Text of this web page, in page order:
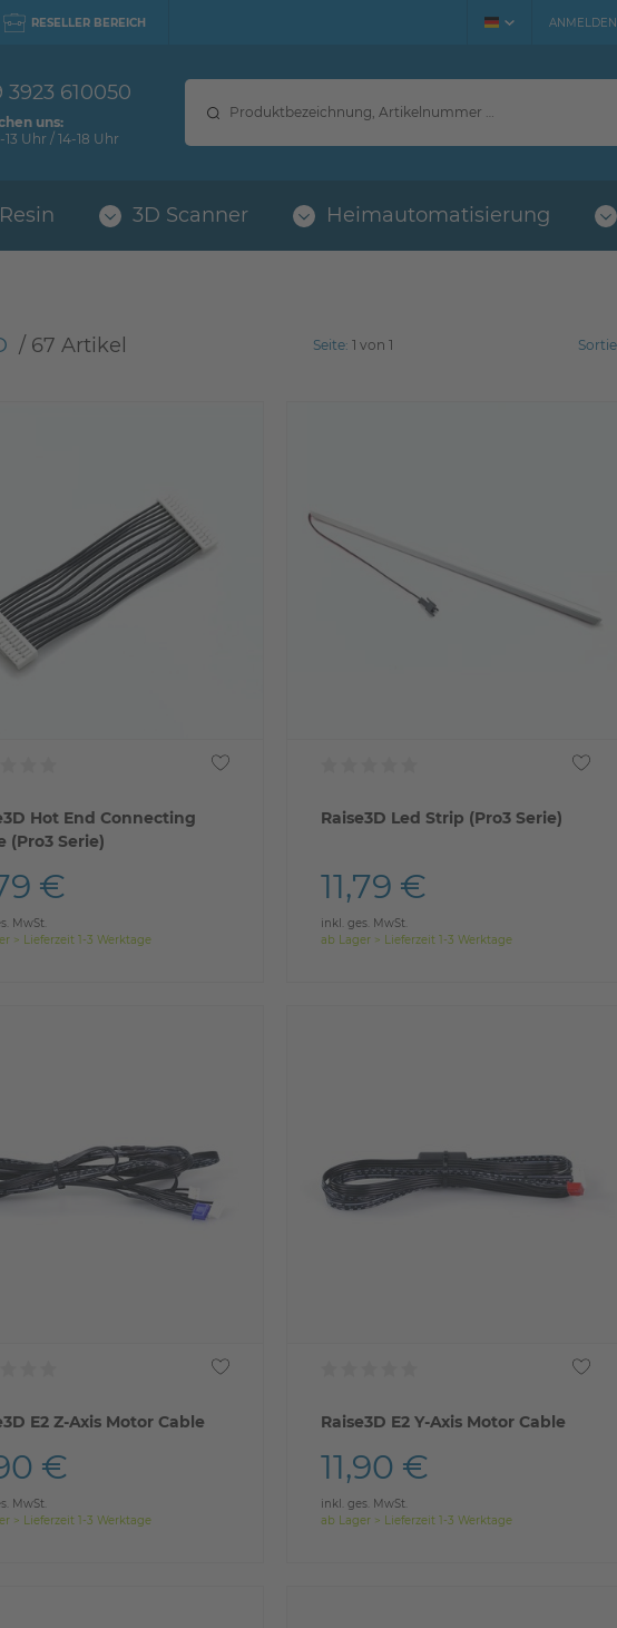
RESELLER BEREICH ANMELDEN
3923 610050
uns:
13 Uhr / 14-18 Uhr
3D Scanner Heimautomatisierung
/ 67 Artikel Seite: 1 von 1
Hot End Connecting
(Pro3 Serie)
€
MwSt.
> Lieferzeit 1-3 Werktage
Raise3D Led Strip (Pro3 Serie)
11,79 €
inkl. ges. MwSt.
ab Lager > Lieferzeit 1-3 Werktage
E2 Z-Axis Motor Cable
€
MwSt.
> Lieferzeit 1-3 Werktage
Raise3D E2 Y-Axis Motor Cable
11,90 €
inkl. ges. MwSt.
ab Lager > Lieferzeit 1-3 Werktage